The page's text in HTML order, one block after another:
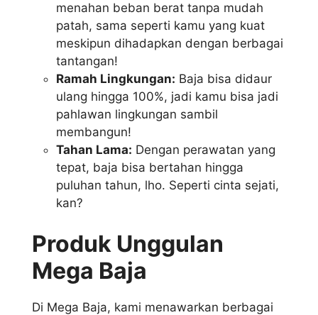
menahan beban berat tanpa mudah
patah, sama seperti kamu yang kuat
meskipun dihadapkan dengan berbagai
tantangan!
Ramah Lingkungan: Baja bisa didaur
ulang hingga 100%, jadi kamu bisa jadi
pahlawan lingkungan sambil
membangun!
Tahan Lama: Dengan perawatan yang
tepat, baja bisa bertahan hingga
puluhan tahun, lho. Seperti cinta sejati,
kan?
Produk Unggulan
Mega Baja
Di Mega Baja, kami menawarkan berbagai